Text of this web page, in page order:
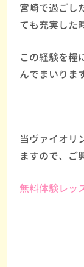
宮崎で過ごし
ても充実した
この経験を糧
んでまいりま
当ヴァイオリ
ますので、ご
無料体験レッ